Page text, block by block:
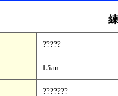
?????
L'ian
???????